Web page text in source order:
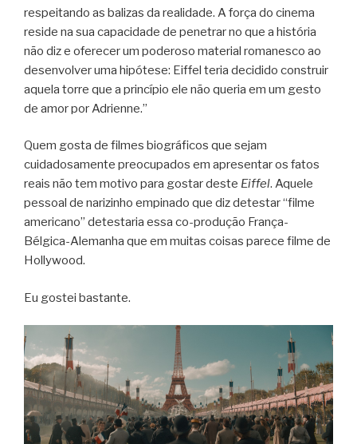
respeitando as balizas da realidade. A força do cinema
reside na sua capacidade de penetrar no que a história
não diz e oferecer um poderoso material romanesco ao
desenvolver uma hipótese: Eiffel teria decidido construir
aquela torre que a princípio ele não queria em um gesto
de amor por Adrienne.”
Quem gosta de filmes biográficos que sejam
cuidadosamente preocupados em apresentar os fatos
reais não tem motivo para gostar deste Eiffel. Aquele
pessoal de narizinho empinado que diz detestar “filme
americano” detestaria essa co-produção França-
Bélgica-Alemanha que em muitas coisas parece filme de
Hollywood.
Eu gostei bastante.